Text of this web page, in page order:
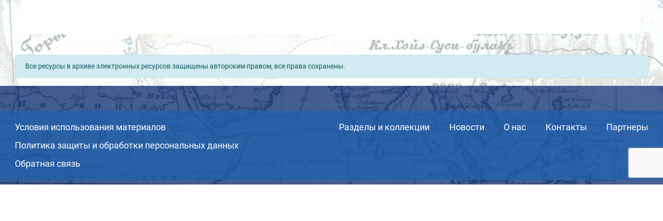
Все ресурсы в архиве электронных ресурсов защищены авторским правом, все права сохранены.
Условия использования материалов
Политика защиты и обработки персональных данных
Обратная связь
Разделы и коллекции Новости О нас Контакты Партнеры